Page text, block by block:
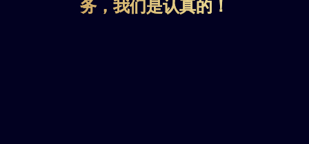
务，我们是认真的！